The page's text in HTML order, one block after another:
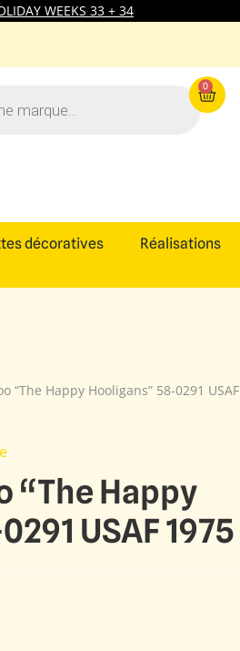
WEEKS 33 + 34
0
décoratives Réalisations
“The Happy Hooligans” 58-0291 USAF
“The Happy
USAF 1975